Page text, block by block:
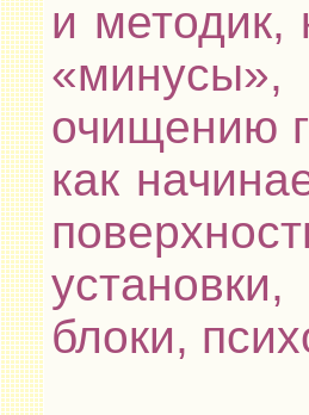
и методик,
очищению
как
блоки,